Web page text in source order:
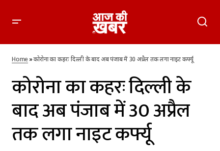
कर्फ्यू
Home»कोरोना का कहरः दिल्ली के बाद अब पंजाब में 30 अप्रैल तक लगा नाइट कर्फ्यू
कोरोना का कहरः दिल्ली के
बाद अब पंजाब में 30 अप्रैल
तक लगा नाइट कर्फ्यू